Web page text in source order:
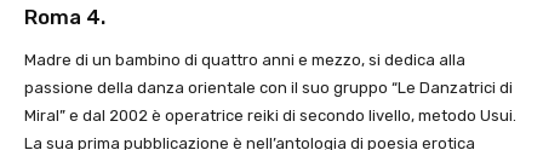
Roma 4.
Madre di un bambino di quattro anni e mezzo, si dedica alla
passione della danza orientale con il suo gruppo “Le Danzatrici di
Miral” e dal 2002 è operatrice reiki di secondo livello, metodo Usui.
La sua prima pubblicazione è nell’antologia di poesia erotica